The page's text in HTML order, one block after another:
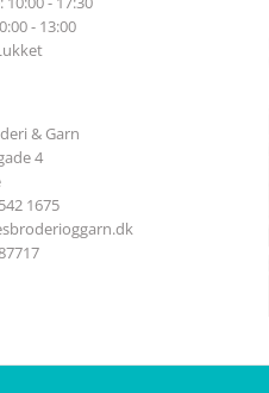
- 13:00
& Garn
4
1675